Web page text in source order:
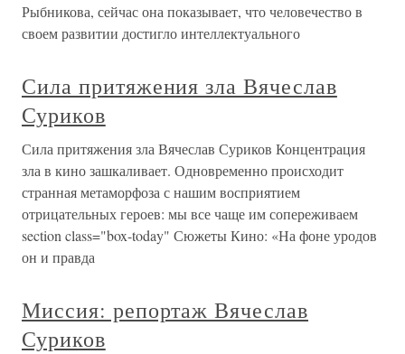
Рыбникова, сейчас она показывает, что человечество в
своем развитии достигло интеллектуального
Сила притяжения зла Вячеслав
Суриков
Сила притяжения зла Вячеслав Суриков Концентрация
зла в кино зашкаливает. Одновременно происходит
странная метаморфоза с нашим восприятием
отрицательных героев: мы все чаще им сопереживаем
section class="box-today" Сюжеты Кино: «На фоне уродов
он и правда
Миссия: репортаж Вячеслав
Суриков